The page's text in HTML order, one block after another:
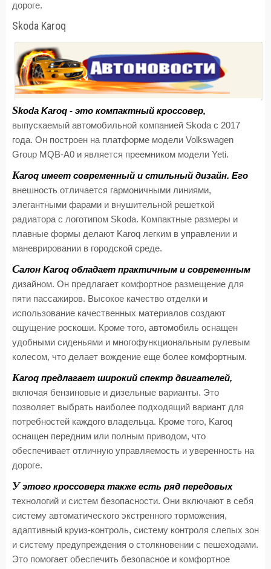
дороге.
Skoda Karoq
Skoda Karoq - это компактный кроссовер,
выпускаемый автомобильной компанией Skoda с 2017
года. Он построен на платформе модели Volkswagen
Group MQB-A0 и является преемником модели Yeti.
Karoq имеет современный и стильный дизайн. Его
внешность отличается гармоничными линиями,
элегантными фарами и внушительной решеткой
радиатора с логотипом Skoda. Компактные размеры и
плавные формы делают Karoq легким в управлении и
маневрировании в городской среде.
Салон Karoq обладает практичным и современным
дизайном. Он предлагает комфортное размещение для
пяти пассажиров. Высокое качество отделки и
использование качественных материалов создают
ощущение роскоши. Кроме того, автомобиль оснащен
удобными сиденьями и многофункциональным рулевым
колесом, что делает вождение еще более комфортным.
Karoq предлагает широкий спектр двигателей,
включая бензиновые и дизельные варианты. Это
позволяет выбрать наиболее подходящий вариант для
потребностей каждого владельца. Кроме того, Karoq
оснащен передним или полным приводом, что
обеспечивает отличную управляемость и уверенность на
дороге.
У этого кроссовера также есть ряд передовых
технологий и систем безопасности. Они включают в себя
систему автоматического экстренного торможения,
адаптивный круиз-контроль, систему контроля слепых зон
и систему предупреждения о столкновении с пешеходами.
Это помогает обеспечить безопасное и комфортное